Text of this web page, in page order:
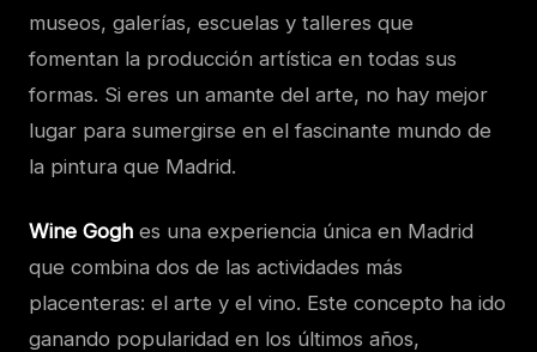
museos, galerías, escuelas y talleres que
fomentan la producción artística en todas sus
formas. Si eres un amante del arte, no hay mejor
lugar para sumergirse en el fascinante mundo de
la pintura que Madrid.
Wine Gogh es una experiencia única en Madrid
que combina dos de las actividades más
placenteras: el arte y el vino. Este concepto ha ido
ganando popularidad en los últimos años,